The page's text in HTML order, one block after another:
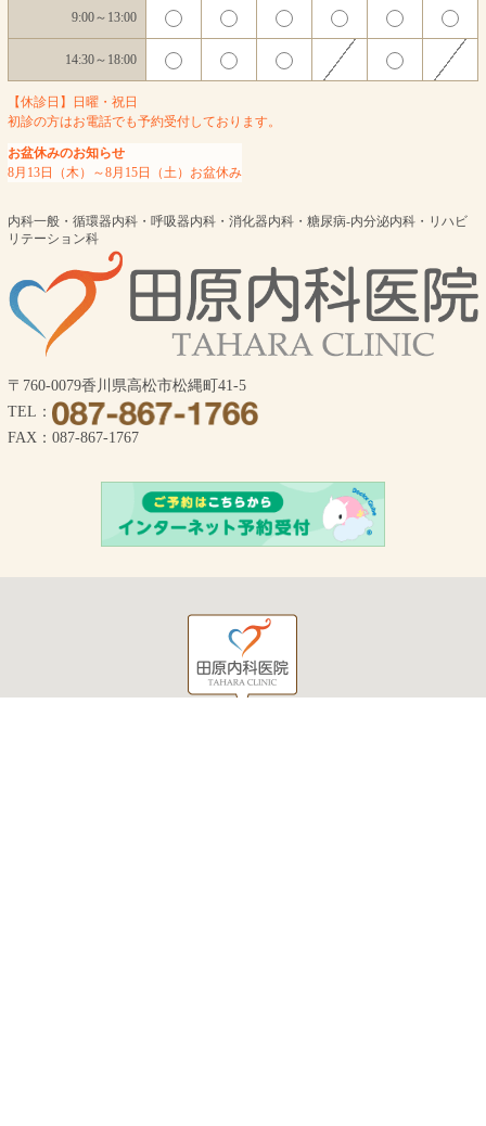
9:00～13:00
14:30～18:00
【休診日】日曜・祝日
初診の方はお電話でも予約受付しております。
お盆休みのお知らせ
8月13日（木）～8月15日（土）お盆休み
内科一般・循環器内科・呼吸器内科・消化器内科・糖尿病-内分泌内科・リハビ
リテーション科
〒760-0079香川県高松市松縄町41-5
TEL：
FAX：087-867-1767